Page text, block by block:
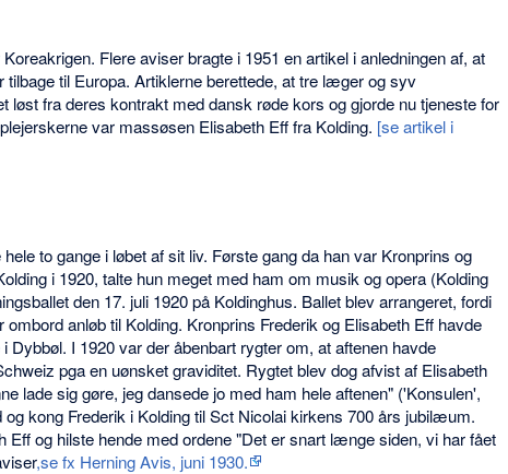
Flere aviser bragte i 1951 en artikel i anledningen af, at
til Europa. Artiklerne berettede, at tre læger og syv
fra deres kontrakt med dansk røde kors og gjorde nu tjeneste for
var massøsen Elisabeth Eff fra Kolding. [se artikel i
to gange i løbet af sit liv. Første gang da han var Kronprins og
i 1920, talte hun meget med ham om musik og opera (Kolding
den 17. juli 1920 på Koldinghus. Ballet blev arrangeret, fordi
anløb til Kolding. Kronprins Frederik og Elisabeth Eff havde
I 1920 var der åbenbart rygter om, at aftenen havde
pga en uønsket graviditet. Rygtet blev dog afvist af Elisabeth
lade sig gøre, jeg dansede jo med ham hele aftenen" ('Konsulen',
kong Frederik i Kolding til Sct Nicolai kirkens 700 års jubilæum.
Eff og hilste hende med ordene "Det er snart længe siden, vi har fået
,se fx Herning Avis, juni 1930.